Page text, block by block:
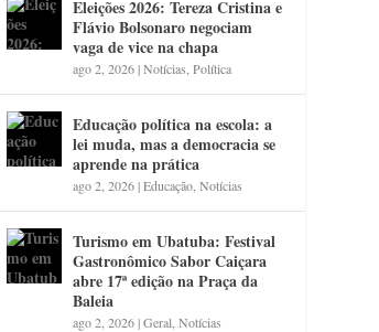
Eleições 2026: Tereza Cristina e
Flávio Bolsonaro negociam
vaga de vice na chapa
ago 2, 2026|Notícias ,Política
Educação política na escola: a
lei muda, mas a democracia se
aprende na prática
ago 2, 2026|Educação ,Notícias
Turismo em Ubatuba: Festival
Gastronômico Sabor Caiçara
abre 17ª edição na Praça da
Baleia
ago 2, 2026|Geral ,Notícias